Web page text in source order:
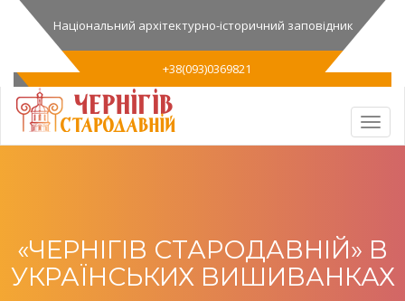
Національний архітектурно-історичний заповідник
+38(093)0369821
«ЧЕРНІГІВ СТАРОДАВНІЙ» В
УКРАЇНСЬКИХ ВИШИВАНКАХ